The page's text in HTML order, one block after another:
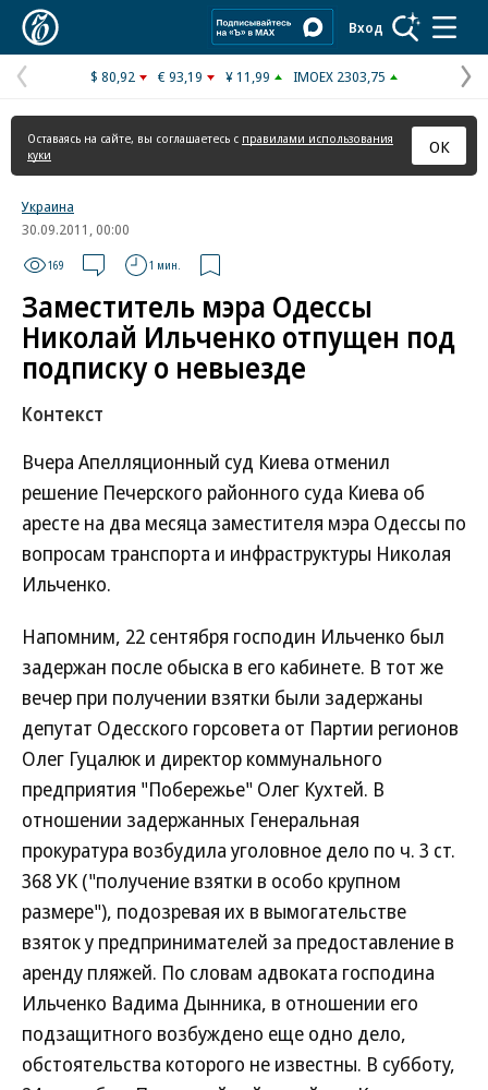
Вход
Предыдущая
страница
$ 80,92 € 93,19 ¥ 11,99 IMOEX 2303,75
Оставаясь на сайте, вы соглашаетесь с правилами использования
куки
ОК
Украина
30.09.2011, 00:00
169 1 мин.
Заместитель мэра Одессы
Николай Ильченко отпущен под
подписку о невыезде
Контекст
Вчера Апелляционный суд Киева отменил
решение Печерского районного суда Киева об
аресте на два месяца заместителя мэра Одессы по
вопросам транспорта и инфраструктуры Николая
Ильченко.
Напомним, 22 сентября господин Ильченко был
задержан после обыска в его кабинете. В тот же
вечер при получении взятки были задержаны
депутат Одесского горсовета от Партии регионов
Олег Гуцалюк и директор коммунального
предприятия "Побережье" Олег Кухтей. В
отношении задержанных Генеральная
прокуратура возбудила уголовное дело по ч. 3 ст.
368 УК ("получение взятки в особо крупном
размере"), подозревая их в вымогательстве
взяток у предпринимателей за предоставление в
аренду пляжей. По словам адвоката господина
Ильченко Вадима Дынника, в отношении его
подзащитного возбуждено еще одно дело,
обстоятельства которого не известны. В субботу,